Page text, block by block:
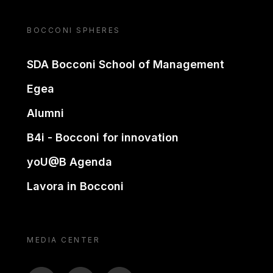
BOCCONI SPHERES
SDA Bocconi School of Management
Egea
Alumni
B4i - Bocconi for innovation
yoU@B Agenda
Lavora in Bocconi
MEDIA CENTER